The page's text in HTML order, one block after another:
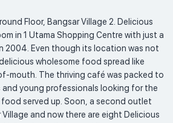
Floor, Bangsar Village 2. Delicious
in 1 Utama Shopping Centre with just a
2004. Even though its location was not
wholesome food spread like
mouth. The thriving café was packed to
and young professionals looking for the
served up. Soon, a second outlet
and now there are eight Delicious